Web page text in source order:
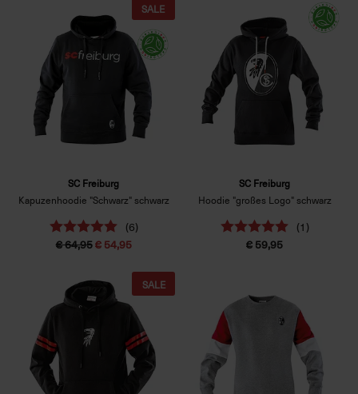
SC Freiburg
Kapuzenhoodie "Schwarz" schwarz
(6)
€ 64,95€ 54,95
SALE
SC Freiburg
Hoodie "großes Logo" schwarz
(1)
€ 59,95
SALE